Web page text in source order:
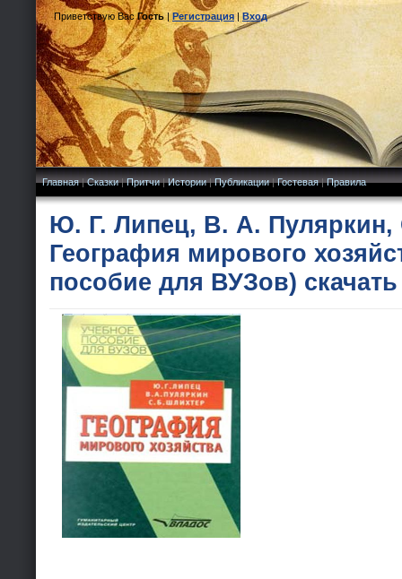
Приветствую Вас Гость|Регистрация|Вход
Главная|Сказки|Притчи|Истории|Публикации|Гостевая|Правила
Ю. Г. Липец, В. А.
География мирового
пособие для ВУЗов)